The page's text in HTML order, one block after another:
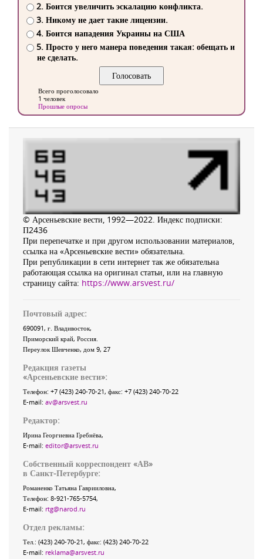
2. Боится увеличить эскалацию конфликта.
3. Никому не дает такие лицензии.
4. Боится нападения Украины на США
5. Просто у него манера поведения такая: обещать и
не сделать.
Всего проголосовало
1 человек
Прошлые опросы
© Арсеньевские вести, 1992—2022. Индекс подписки:
П2436
При перепечатке и при другом использовании материалов,
ссылка на «Арсеньевские вести» обязательна.
При републикации в сети интернет так же обязательна
работающая ссылка на оригинал статьи, или на главную
страницу сайта: https://www.arsvest.ru/
Почтовый адрес:
690091, г. Владивосток,
Приморский край, Россия.
Переулок Шевченко, дом 9, 27
Редакция газеты
«Арсеньевские вести»:
Телефон: +7 (423) 240-70-21, факс: +7 (423) 240-70-22
E-mail: av@arsvest.ru
Редактор:
Ирина Георгиевна Гребнёва,
E-mail: editor@arsvest.ru
Собственный корреспондент «АВ»
в Санкт-Петербурге:
Романенко Татьяна Гаврииловна,
Телефон: 8-921-765-5754,
E-mail: rtg@narod.ru
Отдел рекламы:
Тел.: (423) 240-70-21, факс: (423) 240-70-22
E-mail: reklama@arsvest.ru